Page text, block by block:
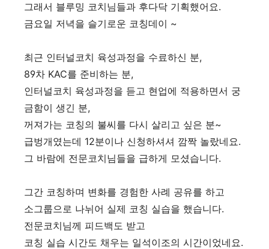
그래서 블루밍 코치님들과 후다닥 기획했어요.
금요일 저녁을 슬기로운 코칭데이 ~
최근 인터널코치 육성과정을 수료하신 분,
89차 KAC를 준비하는 분,
인터널코치 육성과정을 듣고 현업에 적용하면서 궁
금함이 생긴 분,
꺼져가는 코칭의 불씨를 다시 살리고 싶은 분~
급벙개였는데 12분이나 신청하셔셔 깜짝 놀랐네요.
그 바람에 전문코치님들을 급하게 모셨습니다.
그간 코칭하며 변화를 경험한 사례 공유를 하고
소그룹으로 나뉘어 실제 코칭 실습을 했습니다.
전문코치님께 피드백도 받고
코칭 실습 시간도 채우는 일석이조의 시간이었네요.